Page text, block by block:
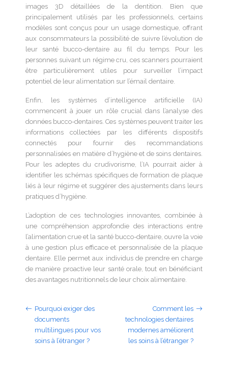
images 3D détaillées de la dentition. Bien que
principalement utilisés par les professionnels, certains
modèles sont conçus pour un usage domestique, offrant
aux consommateurs la possibilité de suivre l’évolution de
leur santé bucco-dentaire au fil du temps. Pour les
personnes suivant un régime cru, ces scanners pourraient
être particulièrement utiles pour surveiller l’impact
potentiel de leur alimentation sur l’émail dentaire.
Enfin, les systèmes d’intelligence artificielle (IA)
commencent à jouer un rôle crucial dans l’analyse des
données bucco-dentaires. Ces systèmes peuvent traiter les
informations collectées par les différents dispositifs
connectés pour fournir des recommandations
personnalisées en matière d’hygiène et de soins dentaires.
Pour les adeptes du crudivorisme, l’IA pourrait aider à
identifier les schémas spécifiques de formation de plaque
liés à leur régime et suggérer des ajustements dans leurs
pratiques d’hygiène.
L’adoption de ces technologies innovantes, combinée à
une compréhension approfondie des interactions entre
l’alimentation crue et la santé bucco-dentaire, ouvre la voie
à une gestion plus efficace et personnalisée de la plaque
dentaire. Elle permet aux individus de prendre en charge
de manière proactive leur santé orale, tout en bénéficiant
des avantages nutritionnels de leur choix alimentaire.
Pourquoi exiger des
documents
multilingues pour vos
soins à l’étranger ?
Comment les
technologies dentaires
modernes améliorent
les soins à l’étranger ?